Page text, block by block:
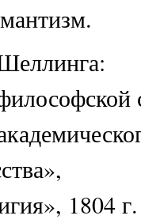
1804 г.